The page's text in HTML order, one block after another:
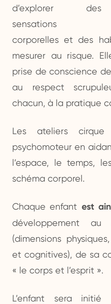
d’explorer des
sensations
corporelles et des
mesurer au risque.
prise de conscience
au respect
chacun, à la pratique
Les ateliers
psychomoteur en
l’espace, le temps,
schéma corporel.
Chaque enfant est
développement au
(dimensions
et cognitives), de sa
« le corps et l’esprit ».
L’enfant sera initié